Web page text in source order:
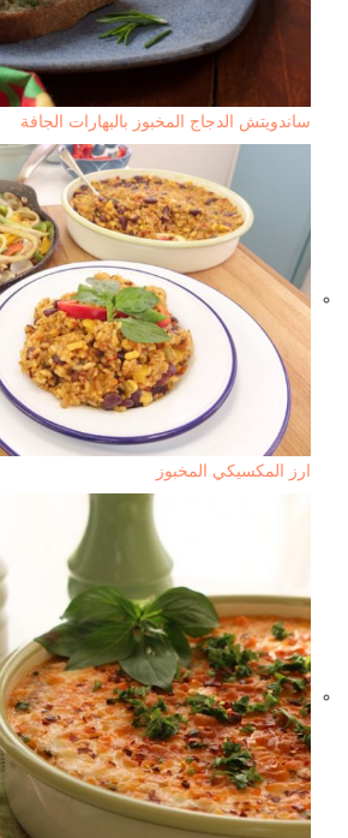
ساندويتش الدجاج المخبوز بالبهارات الجافة
ارز المكسيكي المخبوز